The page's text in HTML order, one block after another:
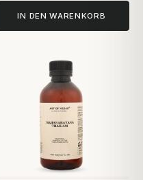
IN DEN WARENKORB